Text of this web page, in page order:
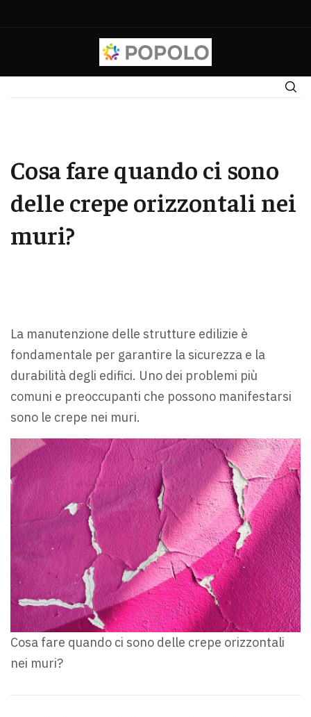
Cosa fare quando ci sono
delle crepe orizzontali nei
muri?
La manutenzione delle strutture edilizie è
fondamentale per garantire la sicurezza e la
durabilità degli edifici. Uno dei problemi più
comuni e preoccupanti che possono manifestarsi
sono le crepe nei muri.
Cosa fare quando ci sono delle crepe orizzontali
nei muri?